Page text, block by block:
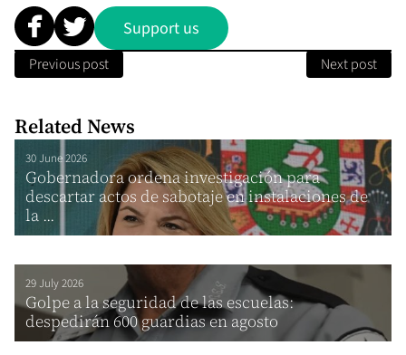
Support us
Previous post Next post
Related News
30 June 2026
Gobernadora ordena investigación para
descartar actos de sabotaje en instalaciones de
la ...
29 July 2026
Golpe a la seguridad de las escuelas:
despedirán 600 guardias en agosto